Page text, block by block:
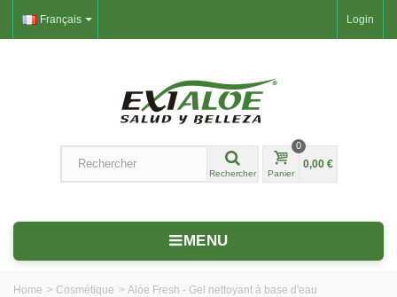
Login
Français
Rechercher Panier
0
0,00 €
MENU
Home > Cosmétique > Alóe Fresh - Gel nettoyant à base d'eau